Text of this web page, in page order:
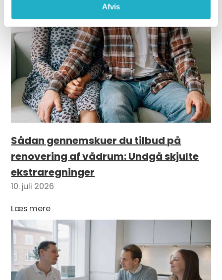
Afvis
Sådan gennemskuer du tilbud på
renovering af vådrum: Undgå skjulte
ekstraregninger
10. juli 2026
Læs mere